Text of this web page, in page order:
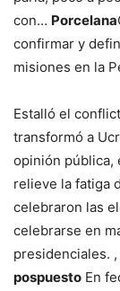
con… Porcelana
confirmar y
misiones en la
Estalló el
transformó a
opinión pública,
relieve la fatiga
celebraron las
celebrarse en
presidenciales.
pospuesto En